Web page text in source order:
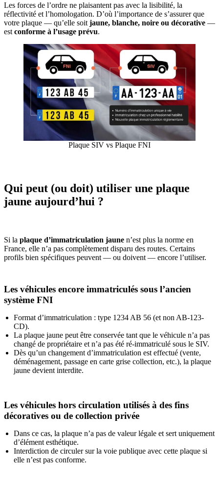
Les forces de l’ordre ne plaisantent pas avec la lisibilité, la
réflectivité et l’homologation. D’où l’importance de s’assurer que
votre plaque — qu’elle soit jaune, blanche, noire ou décorative —
est conforme à l’usage prévu.
Plaque SIV vs Plaque FNI
Qui peut (ou doit) utiliser une plaque
jaune aujourd’hui ?
Si la plaque d’immatriculation jaune n’est plus la norme en
France, elle n’a pas complètement disparu des routes. Certains
profils bien spécifiques peuvent — ou doivent — encore l’utiliser.
Les véhicules encore immatriculés sous l’ancien
système FNI
Format d’immatriculation : type 1234 AB 56 (et non AB-123-
CD).
La plaque jaune peut être conservée tant que le véhicule n’a pas
changé de propriétaire et n’a pas été ré-immatriculé sous le SIV.
Dès qu’un changement d’immatriculation est effectué (vente,
déménagement, passage en carte grise collection, etc.), la plaque
jaune devient interdite.
Les véhicules hors circulation utilisés à des fins
décoratives ou de collection privée
Dans ce cas, la plaque n’a pas de valeur légale et sert uniquement
d’élément esthétique.
Interdiction de circuler sur la voie publique avec cette plaque si
elle n’est pas conforme.